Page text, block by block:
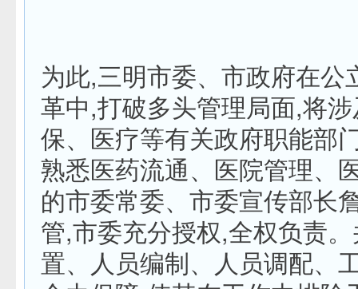
为此,三明市委、市政府在公
革中,打破多头管理局面,将
保、医疗等有关政府职能部
熟悉医药流通、医院管理、
的市委常委、市委宣传部长
管,市委充分授权,全权负责
置、人员编制、人员调配、